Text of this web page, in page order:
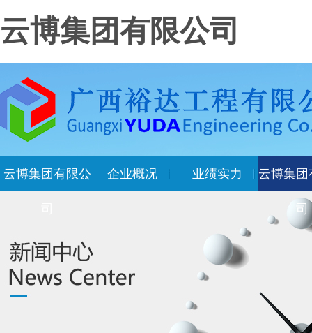
云博集团有限公司
云博集团有限公 企业概况 业绩实力 云博集团
司